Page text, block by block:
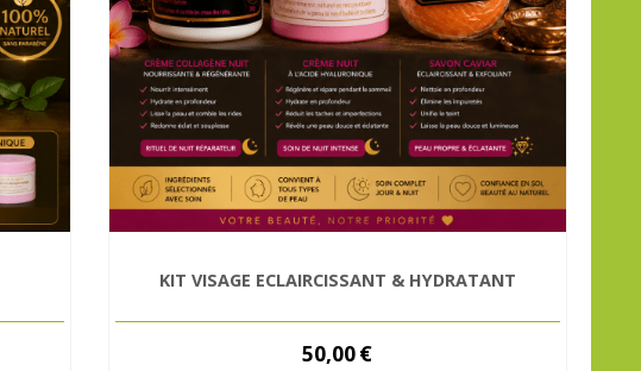
KIT VISAGE ECLAIRCISSANT & HYDRATANT
50,00€